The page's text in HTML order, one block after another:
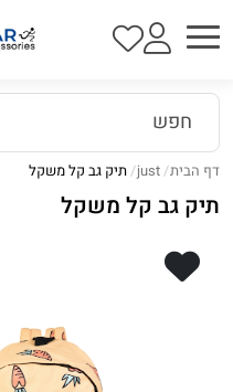
דף הבית just תיק גב קל משקל
תיק גב קל משקל